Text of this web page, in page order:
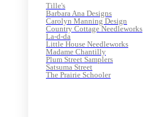
Tille's
Barbara Ana Designs
Carolyn Manning Design
Country Cottage Needleworks
La-d-da
Little House Needleworks
Madame Chantilly
Plum Street Samplers
Satsuma Street
The Prairie Schooler